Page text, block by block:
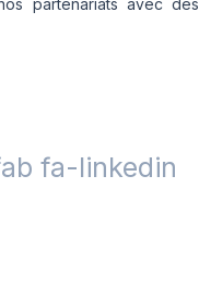
partenariats avec des
fa-linkedin